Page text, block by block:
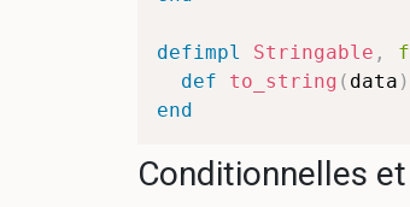
defimpl Stringable ,
def
to_string ( data )
end
Conditionnelles